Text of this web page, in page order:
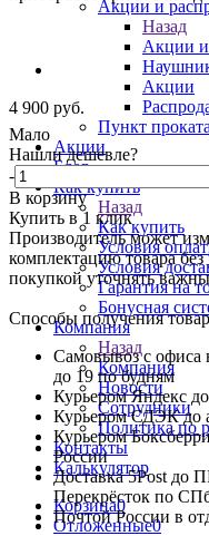
Акции и
Назад
Акции и
Акции
Пункт проката
Акции
Блог
Как купить
Назад
Как купить
Условия
Условия
Гарантия на
Бонусная
Компания
Назад
Компания
Новости
Сотрудники
Политика по
Контакты
Калькулятор
Корзина0
Отложенные0
4 900 руб.
Мало
Нашли дешевле?
-
В корзину
Купить в 1 клик
Производитель может
комплектацию товара
покупкой уточнять
Способы получения
Самовывоз с офиса
до 19 по будням
Курьером Яндекс
Курьером СДЭК до
Курьером
России
Доставка 5Post до
Перекрёсток по
Почтой России в